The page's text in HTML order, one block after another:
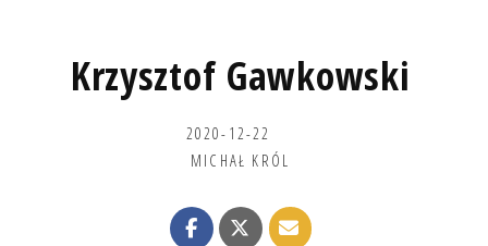
Krzysztof Gawkowski
2020-12-22
MICHAŁ KRÓL